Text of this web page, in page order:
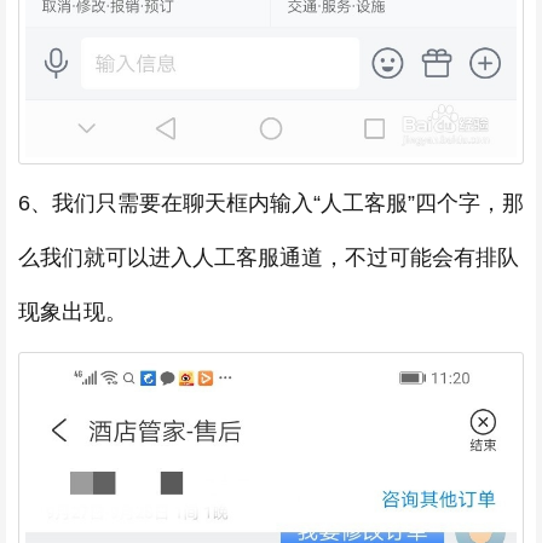
6、我们只需要在聊天框内输入“人工客服”四个字，那
么我们就可以进入人工客服通道，不过可能会有排队
现象出现。